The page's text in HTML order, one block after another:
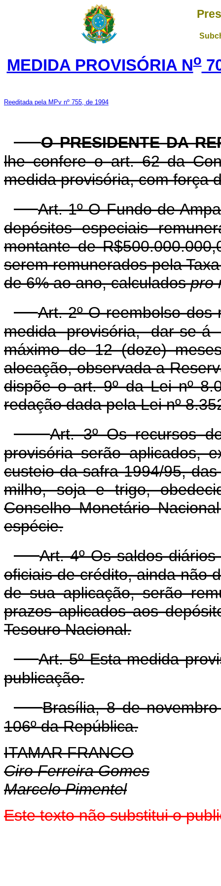
MEDIDA PROVISÓRIA No
Reeditada pela MPv nº 755, de 1994
O PRESIDENTE DA
lhe confere o art. 62 da
medida provisória, com força
Art. 1º O Fundo de
depósitos especiais
montante de
serem remunerados pela
de 6% ao ano, calculadospro
Art. 2º O reembolso
medida provisória, dar-se-
máximo de 12 (doze)
alocação, observada a
dispõe o art. 9º da Lei nº
redação dada pela Lei nº
Art. 3º Os recursos
provisória serão aplicados,
custeio da safra 1994/95,
milho, soja e trigo,
Conselho Monetário
espécie.
Art. 4º Os saldos
oficiais de crédito, ainda não
de sua aplicação, serão
prazos aplicados aos
Tesouro Nacional.
Art. 5º Esta medida
publicação.
Brasília, 8 de
106º da República.
ITAMAR FRANCO
Ciro Ferreira Gomes
Marcelo Pimentel
Este texto não substitui o